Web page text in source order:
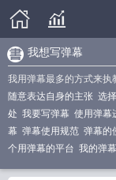
我想写弹幕
我用弹幕最多的方式来执
随意表达自身的主张 选
处 我要写弹幕 使用弹幕
幕 弹幕使用规范 弹幕的
个用弹幕的平台 我的弹